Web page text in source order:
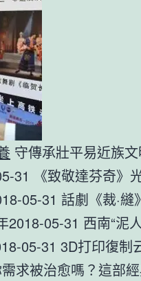
守傳承壯平易近族
31 《致敬達芬奇》
05-31 話劇《裁·縫
05-31 西南“泥
05-31 3D打印復制
求被治愈嗎？這部